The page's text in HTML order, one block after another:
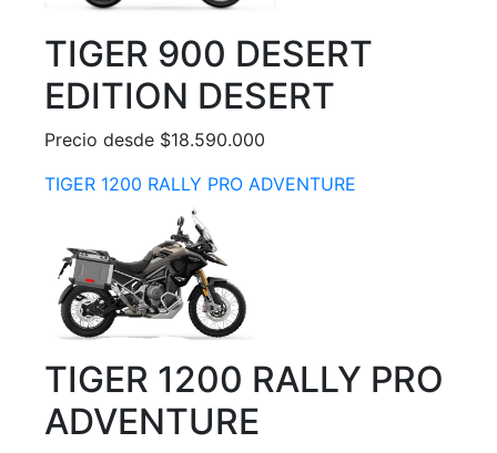
TIGER 900 DESERT
EDITION DESERT
Precio desde $18.590.000
TIGER 1200 RALLY PRO ADVENTURE
TIGER 1200 RALLY PRO
ADVENTURE